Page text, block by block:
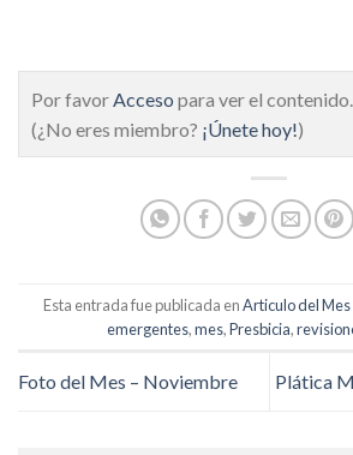
Por favorAcceso para ver el contenido.
(¿No eres miembro? ¡Únete hoy!)
Esta entrada fue publicada enArticulo del Mes
emergentes,mes,Presbicia,
Foto del Mes – Noviembre Plática